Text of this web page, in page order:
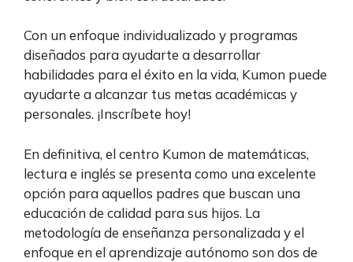
Con un enfoque individualizado y programas
diseñados para ayudarte a desarrollar
habilidades para el éxito en la vida, Kumon puede
ayudarte a alcanzar tus metas académicas y
personales. ¡Inscríbete hoy!
En definitiva, el centro Kumon de matemáticas,
lectura e inglés se presenta como una excelente
opción para aquellos padres que buscan una
educación de calidad para sus hijos. La
metodología de enseñanza personalizada y el
enfoque en el aprendizaje autónomo son dos de